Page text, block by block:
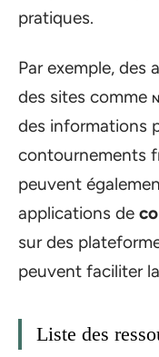
pratiques.
Par exemple, des
des sites comme
des informations
contournements
peuvent
applications de
sur des
peuvent faciliter
Liste des